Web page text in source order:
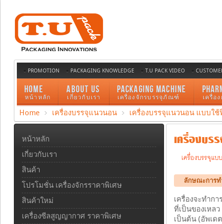
PROMOTION PACKAGING KNOWLEDGE T.U PACK VIDEO
HOME
หน้าหลัก
ABOUT US
เกี่ยวกับเรา
PACKAGING MACHINE
เครื่องจักรบรรจุภัณฑ์ เครื่อ
Home เครื่องบรรจุแนวนอน เครื่องบรรจุแนวนอน แบบใ
เครื่องบร
เครื่องบรรจุแบบ
ลักษณะการท
เครื่องจะทำก
ที่เป็นของเหล
เป็นต้น (อัพเด
หน้าหลัก
เกี่ยวกับเรา
สินค้า
โปรโมชั่น เครื่องจักรราคาพิเศษ
สินค้าใหม่
เครื่องซีลสูญญากาศ ราคาพิเศษ